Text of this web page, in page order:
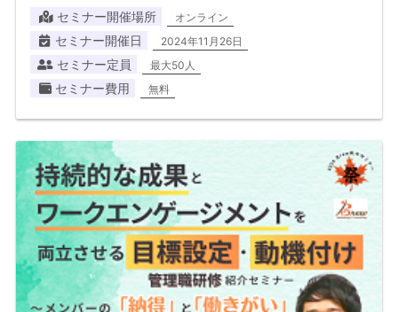
セミナー開催場所 オンライン
セミナー開催日 2024年11月26日
セミナー定員 最大50人
セミナー費用 無料